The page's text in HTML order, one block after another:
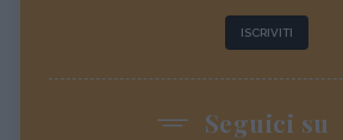
ISCRIVITI
Seguici su